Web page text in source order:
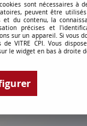
> Vitre DOVRE
sont nécessaires à
peuvent être
et du contenu, la
précises et
sur un appareil. Si vous
de VITRE CPI. Vous
le widget en bas à droite